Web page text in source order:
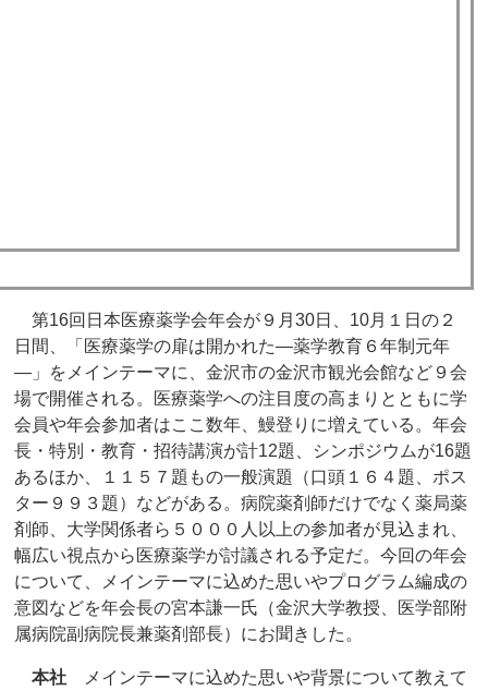
第16回日本医療薬学会年会が９月30日、10月１日の２
日間、「医療薬学の扉は開かれた―薬学教育６年制元年
―」をメインテーマに、金沢市の金沢市観光会館など９会
場で開催される。医療薬学への注目度の高まりとともに学
会員や年会参加者はここ数年、鰻登りに増えている。年会
長・特別・教育・招待講演が計12題、シンポジウムが16題
あるほか、１１５７題もの一般演題（口頭１６４題、ポス
ター９９３題）などがある。病院薬剤師だけでなく薬局薬
剤師、大学関係者ら５０００人以上の参加者が見込まれ、
幅広い視点から医療薬学が討議される予定だ。今回の年会
について、メインテーマに込めた思いやプログラム編成の
意図などを年会長の宮本謙一氏（金沢大学教授、医学部附
属病院副病院長兼薬剤部長）にお聞きした。
本社 メインテーマに込めた思いや背景について教えて